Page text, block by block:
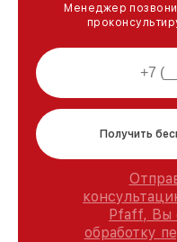
Менеджер
Получить
Pfaff, Вы
обработку